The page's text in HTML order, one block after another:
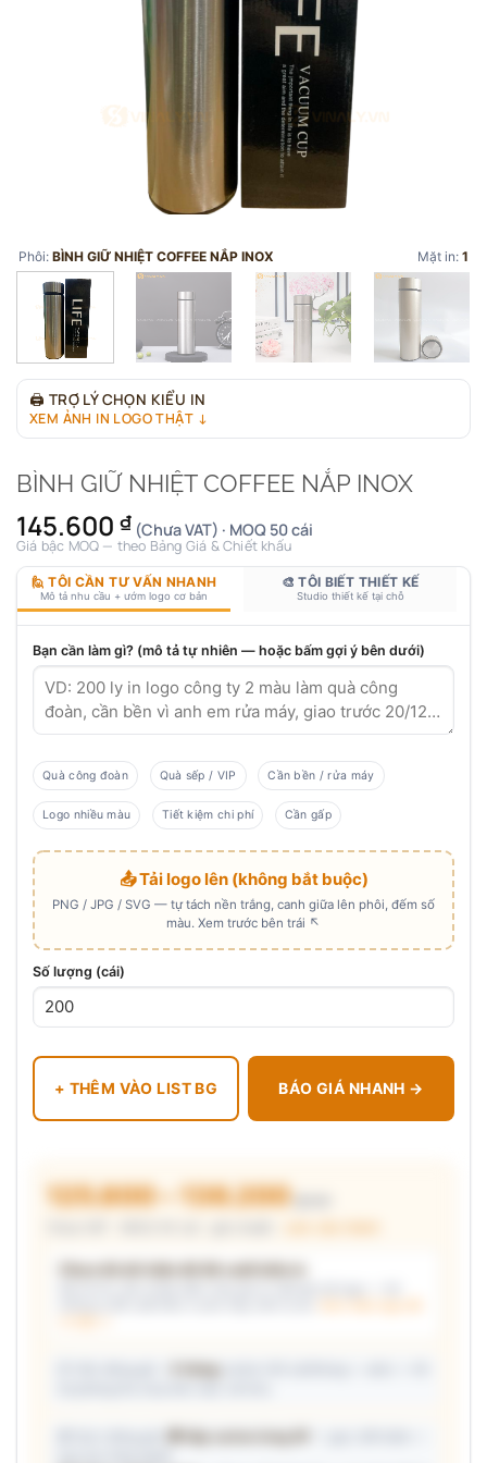
Phôi: BÌNH GIỮ NHIỆT COFFEE NẮP INOX Mặt in: 1
🖨 TRỢ LÝ CHỌN KIỂU IN
XEM ẢNH IN LOGO THẬT ↓
BÌNH GIỮ NHIỆT COFFEE NẮP INOX
145.600 ₫ (Chưa VAT) · MOQ 50 cái
Giá bậc MOQ — theo Bảng Giá & Chiết khấu
🙋 TÔI CẦN TƯ VẤN NHANH
Mô tả nhu cầu + ướm logo cơ bản
🎨 TÔI BIẾT THIẾT KẾ
Studio thiết kế tại chỗ
Bạn cần làm gì? (mô tả tự nhiên — hoặc bấm gợi ý bên dưới)
Quà công đoàn Quà sếp / VIP Cần bền / rửa máy
Logo nhiều màu Tiết kiệm chi phí Cần gấp
📤 Tải logo lên (không bắt buộc)
PNG / JPG / SVG — tự tách nền trắng, canh giữa lên phôi, đếm số
màu. Xem trước bên trái ↖
Số lượng (cái)
+ THÊM VÀO LIST BG BÁO GIÁ NHANH →
125.800 – 136.200